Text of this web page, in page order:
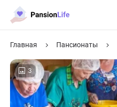
Главная Пансионаты
3